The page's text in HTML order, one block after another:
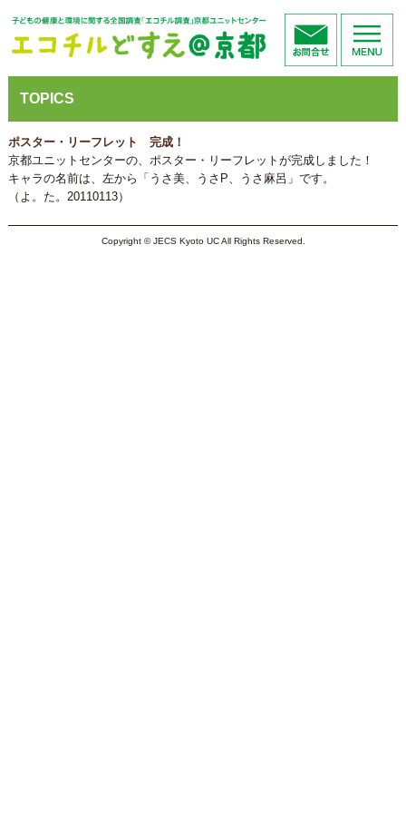
TOPICS
ポスター・リーフレット 完成！
京都ユニットセンターの、ポスター・リーフレットが完成しました！
キャラの名前は、左から「うさ美、うさP、うさ麻呂」です。
（よ。た。20110113）
Copyright © JECS Kyoto UC All Rights Reserved.